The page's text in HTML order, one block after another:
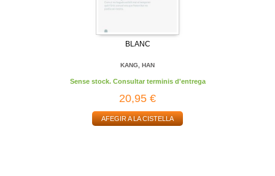
BLANC
KANG, HAN
Sense stock. Consultar terminis d'entrega
20,95 €
AFEGIR A LA CISTELLA